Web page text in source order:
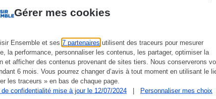
Gérer mes cookies
Ensemble et ses 7 partenaires utilisent des traceurs pour mesurer
la performance, personnaliser les contenus, les partager, optimiser la
et afficher des contenus provenant de sites tiers. Nous conserverons
6 mois. Vous pourrez changer d’avis à tout moment en utilisant le
les traceurs » en bas de chaque page.
de confidentialité mise à jour le 12/07/2024
| Personnaliser mes choix